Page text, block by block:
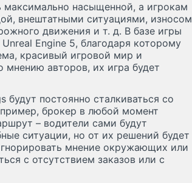
насыщенной, а игрокам
внештатными ситуациями, износом
движения и т. д. В базе игры
Engine 5, благодаря которому
красивый игровой мир и
мнению авторов, их игра будет
будут постоянно сталкиваться со
брокер в любой момент
– водители сами будут
ситуации, но от их решений будет
мнение окружающих или
с отсутствием заказов или с